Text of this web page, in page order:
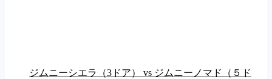
ジムニーシエラ（3ドア） vs ジムニーノマド（５ド